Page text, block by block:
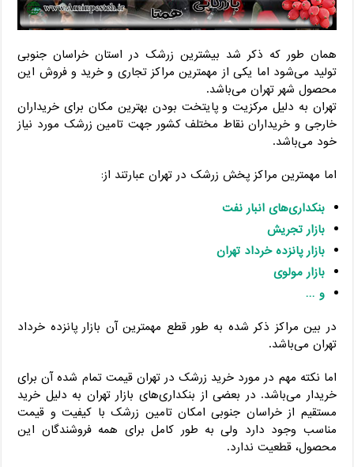
همان طور که ذکر شد بیشترین زرشک در استان خراسان جنوبی
تولید می‌شود اما یکی از مهمترین مراکز تجاری و خرید و فروش این
محصول شهر تهران می‌باشد.
تهران به دلیل مرکزیت و پایتخت بودن بهترین مکان برای خریداران
خارجی و خریداران نقاط مختلف کشور جهت تامین زرشک مورد نیاز
خود می‌باشد.
اما مهمترین مراکز پخش زرشک در تهران عبارتند از:
بنکداری‌های انبار نفت
بازار تجریش
بازار پانزده خرداد تهران
بازار مولوی
و …
در بین مراکز ذکر شده به طور قطع مهمترین آن بازار پانزده خرداد
تهران می‌باشد.
اما نکته مهم در مورد خرید زرشک در تهران قیمت تمام شده آن برای
خریدار می‌باشد. در بعضی از بنکداری‌های بازار تهران به دلیل خرید
مستقیم از خراسان جنوبی امکان تامین زرشک با کیفیت و قیمت
مناسب وجود دارد ولی به طور کامل برای همه فروشندگان این
محصول، قطعیت ندارد.